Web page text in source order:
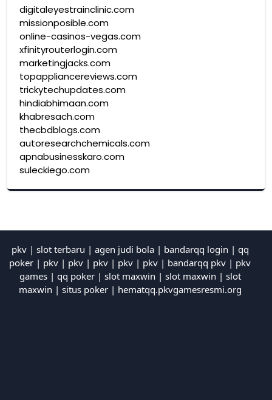
digitaleyestrainclinic.com
missionposible.com
online-casinos-vegas.com
xfinityrouterlogin.com
marketingjacks.com
topappliancereviews.com
trickytechupdates.com
hindiabhimaan.com
khabresach.com
thecbdblogs.com
autoresearchchemicals.com
apnabusinesskaro.com
suleckiego.com
pkv| slot terbaru | agen judi bola| bandarqq login | qq
poker | pkv | pkv | pkv | pkv | pkv | bandarqq pkv | pkv
games| qq poker| slot maxwin | slot maxwin | slot
maxwin | situs poker| hematqq.pkvgamesresmi.org